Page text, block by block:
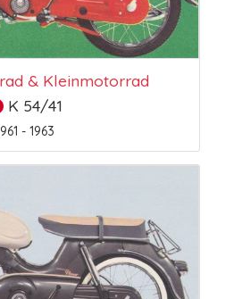
& Kleinmotorrad
K 54/41
- 1963